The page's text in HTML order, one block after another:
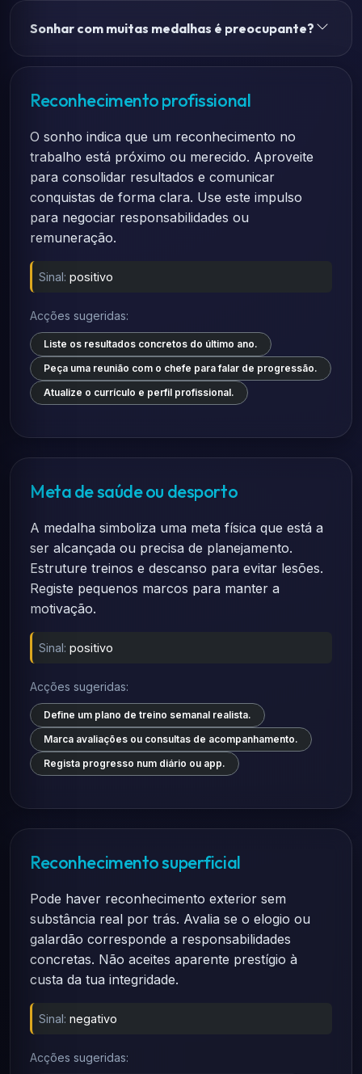
Sonhar com muitas medalhas é preocupante?
Reconhecimento profissional
O sonho indica que um reconhecimento no
trabalho está próximo ou merecido. Aproveite
para consolidar resultados e comunicar
conquistas de forma clara. Use este impulso
para negociar responsabilidades ou
remuneração.
Sinal: positivo
Acções sugeridas:
Liste os resultados concretos do último ano.
Peça uma reunião com o chefe para falar de progressão.
Atualize o currículo e perfil profissional.
Meta de saúde ou desporto
A medalha simboliza uma meta física que está a
ser alcançada ou precisa de planejamento.
Estruture treinos e descanso para evitar lesões.
Registe pequenos marcos para manter a
motivação.
Sinal: positivo
Acções sugeridas:
Define um plano de treino semanal realista.
Marca avaliações ou consultas de acompanhamento.
Regista progresso num diário ou app.
Reconhecimento superficial
Pode haver reconhecimento exterior sem
substância real por trás. Avalia se o elogio ou
galardão corresponde a responsabilidades
concretas. Não aceites aparente prestígio à
custa da tua integridade.
Sinal: negativo
Acções sugeridas: